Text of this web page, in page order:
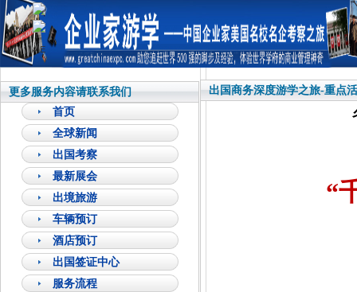
更多服务内容请联系我们
首页
全球新闻
出国考察
最新展会
出境旅游
车辆预订
酒店预订
出国签证中心
服务流程
出国商务深度游学之旅-重点
“
AIE